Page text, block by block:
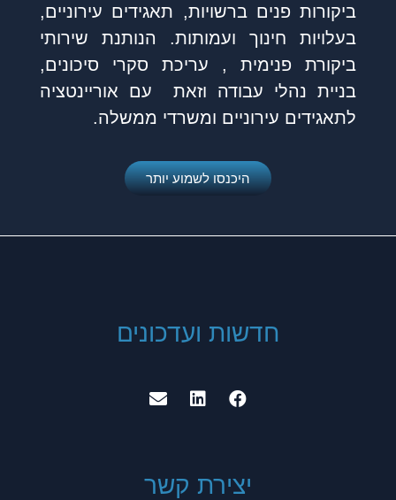
ביקורות פנים ברשויות, תאגידים עירוניים,
בעלויות חינוך ועמותות. הנותנת שירותי
ביקורת פנימית , עריכת סקרי סיכונים,
בניית נהלי עבודה וזאת עם אוריינטציה
לתאגידים עירוניים ומשרדי ממשלה.
היכנסו לשמוע יותר
חדשות ועדכונים
יצירת קשר